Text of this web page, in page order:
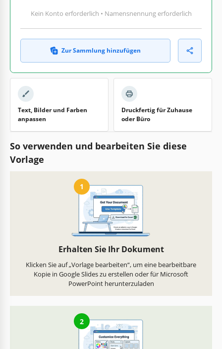
Kein Konto erforderlich • Namensnennung erforderlich
Zur Sammlung hinzufügen
Text, Bilder und Farben
anpassen
Druckfertig für Zuhause
oder Büro
So verwenden und bearbeiten Sie diese
Vorlage
1
Erhalten Sie Ihr Dokument
Klicken Sie auf „Vorlage bearbeiten“, um eine bearbeitbare
Kopie in Google Slides zu erstellen oder für Microsoft
PowerPoint herunterzuladen
2